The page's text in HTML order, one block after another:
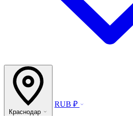
Краснодар
RUB ₽